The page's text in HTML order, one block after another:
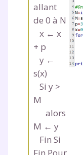
allant
de 0 à N
x ← x
+ p
y ←
s(x)
Si y >
M
alors
M ← y
Fin Si
Fin Pour